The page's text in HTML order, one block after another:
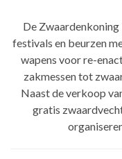
De Zwaardenkoning
festivals en beurzen
wapens voor re-
zakmessen tot
Naast de verkoop
gratis